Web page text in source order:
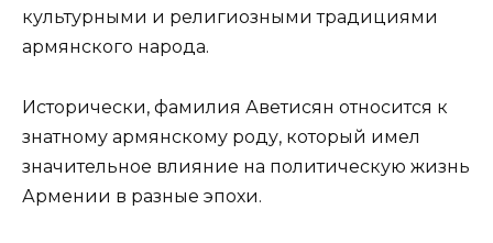
культурными и религиозными традициями
армянского народа.
Исторически, фамилия Аветисян относится к
знатному армянскому роду, который имел
значительное влияние на политическую жизнь
Армении в разные эпохи.